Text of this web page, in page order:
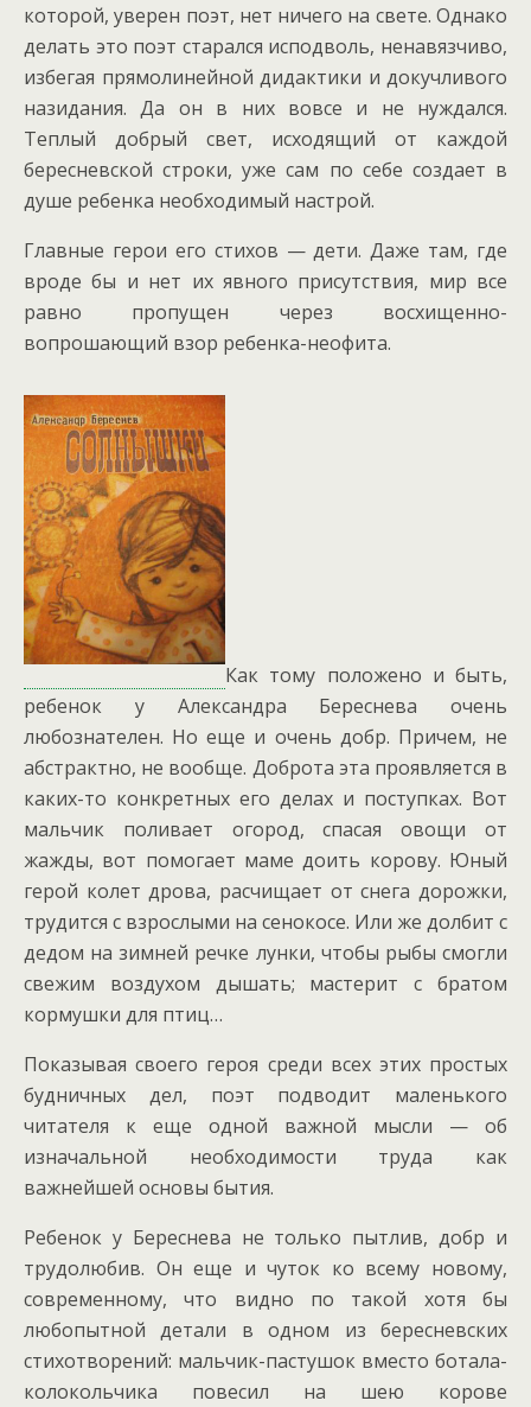
которой, уверен поэт, нет ничего на свете. Однако
делать это поэт старался исподволь, ненавязчиво,
избегая прямолинейной дидактики и докучливого
назидания. Да он в них вовсе и не нуждался.
Теплый добрый свет, исходящий от каждой
бересневской строки, уже сам по себе создает в
душе ребенка необходимый настрой.
Главные герои его стихов — дети. Даже там, где
вроде бы и нет их явного присутствия, мир все
равно пропущен через восхищенно-
вопрошающий взор ребенка-неофита.
Как тому положено и быть,
ребенок у Александра Береснева очень
любознателен. Но еще и очень добр. Причем, не
абстрактно, не вообще. Доброта эта проявляется в
каких-то конкретных его делах и поступках. Вот
мальчик поливает огород, спасая овощи от
жажды, вот помогает маме доить корову. Юный
герой колет дрова, расчищает от снега дорожки,
трудится с взрослыми на сенокосе. Или же долбит с
дедом на зимней речке лунки, чтобы рыбы смогли
свежим воздухом дышать; мастерит с братом
кормушки для птиц…
Показывая своего героя среди всех этих простых
будничных дел, поэт подводит маленького
читателя к еще одной важной мысли — об
изначальной необходимости труда как
важнейшей основы бытия.
Ребенок у Береснева не только пытлив, добр и
трудолюбив. Он еще и чуток ко всему новому,
современному, что видно по такой хотя бы
любопытной детали в одном из бересневских
стихотворений: мальчик-пастушок вместо ботала-
колокольчика повесил на шею корове